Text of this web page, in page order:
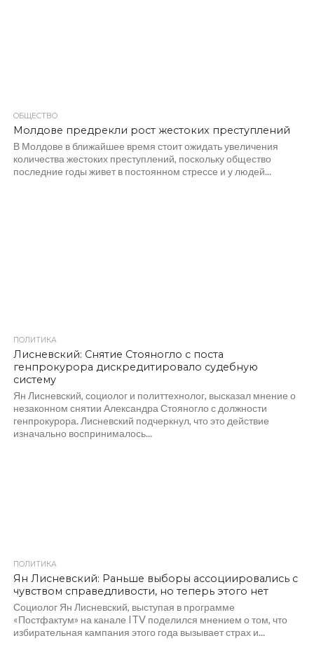
ОБЩЕСТВО
Молдове предрекли рост жестоких преступлений
В Молдове в ближайшее время стоит ожидать увеличения
количества жестоких преступлений, поскольку общество
последние годы живет в постоянном стрессе и у людей...
ПОЛИТИКА
Лисневский: Снятие Стояногло с поста
генпрокурора дискредитировало судебную
систему
Ян Лисневский, социолог и политтехнолог, высказал мнение о
незаконном снятии Александра Стояногло с должности
генпрокурора. Лисневский подчеркнул, что это действие
изначально воспринималось...
ПОЛИТИКА
Ян Лисневский: Раньше выборы ассоциировались с
чувством справедливости, но теперь этого нет
Социолог Ян Лисневский, выступая в программе
«Постфактум» на канале ITV поделился мнением о том, что
избирательная кампания этого года вызывает страх и...